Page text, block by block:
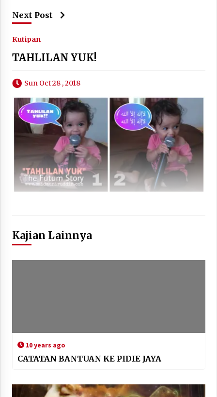
Next Post
Kutipan
TAHLILAN YUK!
Sun Oct 28 , 2018
Kajian Lainnya
10 years ago
CATATAN BANTUAN KE PIDIE JAYA